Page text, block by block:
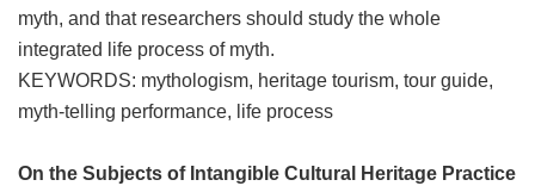
myth, and that researchers should study the whole
integrated life process of myth.
KEYWORDS: mythologism, heritage tourism, tour guide,
myth-telling performance, life process
On the Subjects of Intangible Cultural Heritage Practice